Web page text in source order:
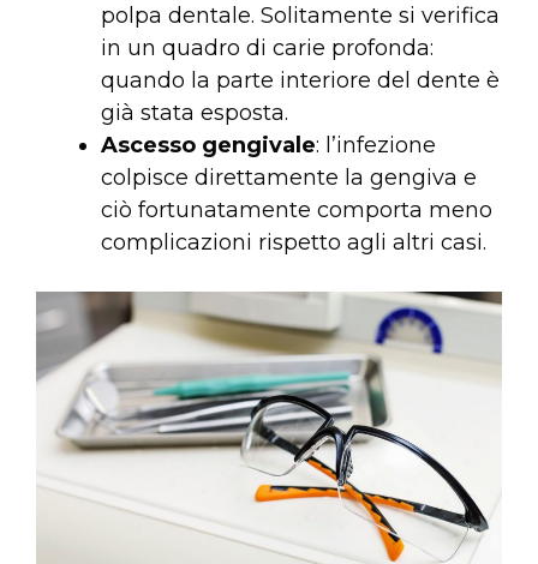
polpa dentale. Solitamente si verifica
in un quadro di carie profonda:
quando la parte interiore del dente è
già stata esposta.
Ascesso gengivale: l’infezione
colpisce direttamente la gengiva e
ciò fortunatamente comporta meno
complicazioni rispetto agli altri casi.